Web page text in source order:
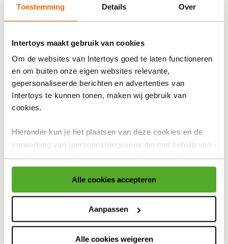
Toestemming Details Over
Intertoys maakt gebruik van cookies
Om de websites van Intertoys goed te laten functioneren
en om buiten onze eigen websites relevante,
gepersonaliseerde berichten en advertenties van
Intertoys te kunnen tonen, maken wij gebruik van
cookies.
Hieronder kun je het plaatsen van deze cookies en de
verwerking van (persoons)gegevens die met behulp van
cookies voor eerder genoemde doeleinden worden
verzameld accepteren of aanpassen.
Voor meer informatie over cookies verwijzen wij naar onze
Alle cookies accepteren
Aanpassen
Alle cookies weigeren
Thuisbezorgen
In winkelmandje
Op werkdagen besteld, binnen 1-2 dagen in huis
Productomschrijving